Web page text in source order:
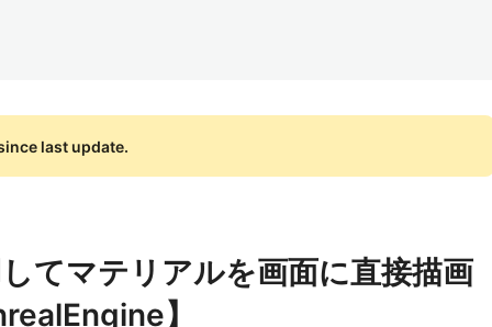
last update.
てマテリアルを画面に直接描画
】